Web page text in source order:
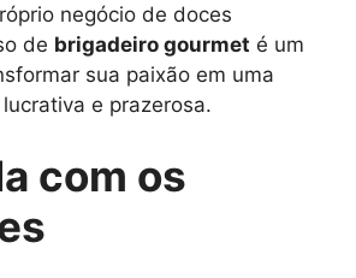
negócio de doces
de brigadeiro gourmet é um
sua paixão em uma
e prazerosa.
com os